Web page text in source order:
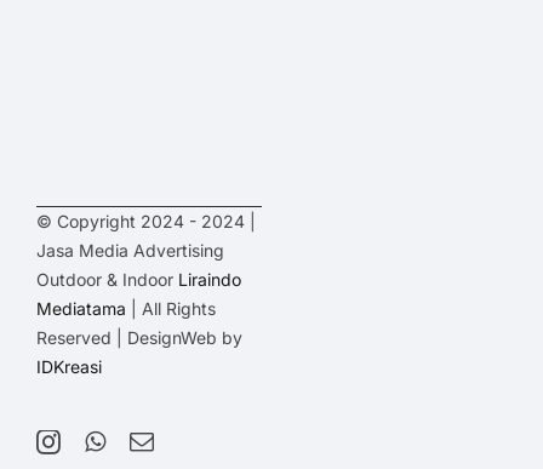
© Copyright 2024 - 2024 |
Jasa Media Advertising
Outdoor & Indoor Liraindo
Mediatama | All Rights
Reserved | DesignWeb by
IDKreasi